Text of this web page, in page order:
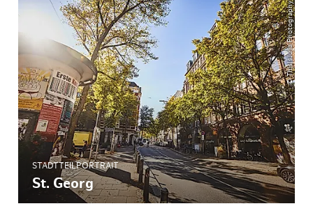
© ThisIsJulia Photography
STADTTEILPORTRAIT
St. Georg